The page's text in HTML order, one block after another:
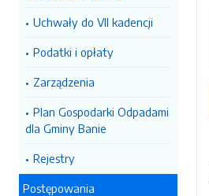
Uchwały do VII kadencji
Podatki i opłaty
Zarządzenia
Plan Gospodarki Odpadami
dla Gminy Banie
Rejestry
Postępowania